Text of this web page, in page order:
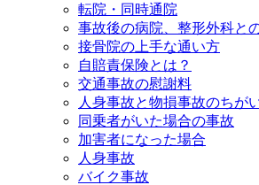
転院・同時通院
事故後の病院、整形外科と
接骨院の上手な通い方
自賠責保険とは？
交通事故の慰謝料
人身事故と物損事故のちが
同乗者がいた場合の事故
加害者になった場合
人身事故
バイク事故